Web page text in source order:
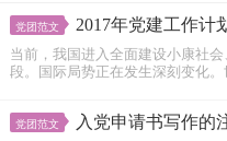
党团范文 2017年党建工作计
当前，我国进入全面建设小康社
段。国际局势正在发生深刻变化。
党团范文 入党申请书写作的